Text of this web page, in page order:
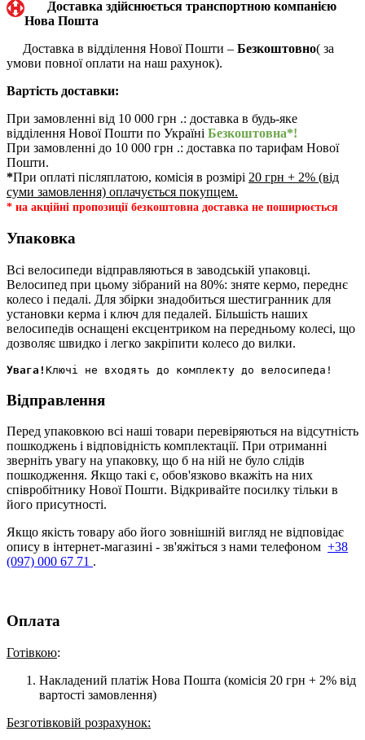
Доставка здійснюється транспортною компанією
Нова Пошта
Доставка в відділення Нової Пошти – Безкоштовно( за
умови повної оплати на наш рахунок).
Вартість доставки:
При замовленні від 10 000 грн .: доставка в будь-яке
відділення Нової Пошти по Україні Безкоштовна*!
При замовленні до 10 000 грн .: доставка по тарифам Нової
Пошти.
*При оплаті післяплатою, комісія в розмірі 20 грн + 2% (від
суми замовлення) оплачується покупцем.
* на акційні пропозиції безкоштовна доставка не поширюється
Упаковка
Всі велосипеди відправляються в заводській упаковці.
Велосипед при цьому зібраний на 80%: зняте кермо, переднє
колесо і педалі. Для збірки знадобиться шестигранник для
установки керма і ключ для педалей. Більшість наших
велосипедів оснащені ексцентриком на передньому колесі, що
дозволяє швидко і легко закріпити колесо до вилки.
Увага!
Відправлення
Перед упаковкою всі наші товари перевіряються на відсутність
пошкоджень і відповідність комплектації. При отриманні
зверніть увагу на упаковку, що б на ній не було слідів
пошкодження. Якщо такі є, обов'язково вкажіть на них
співробітнику Нової Пошти. Відкривайте посилку тільки в
його присутності.
Якщо якість товару або його зовнішній вигляд не відповідає
опису в інтернет-магазині - зв'яжіться з нами телефоном +38
(097) 000 67 71 .
Оплата
Готівкою:
Накладений платіж Нова Пошта (комісія 20 грн + 2% від
вартості замовлення)
Безготівковій розрахунок: